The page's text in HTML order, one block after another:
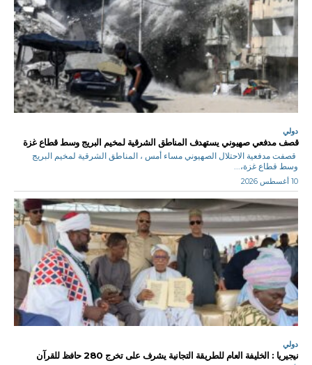
دولي
قصف مدفعي صهيوني يستهدف المناطق الشرقية لمخيم البريج وسط قطاع غزة
قصفت مدفعية الاحتلال الصهيوني مساء أمس ، المناطق الشرقية لمخيم البريج
وسط قطاع غزة،...
10 أغسطس 2026
دولي
نيجيريا : الخليفة العام للطريقة التجانية يشرف على تخرج 280 حافظ للقرآن